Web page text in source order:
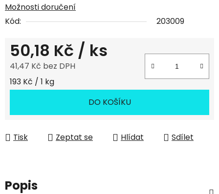
Možnosti doručení
Kód:
203009
50,18 Kč / ks
41,47 Kč bez DPH
Měrná cena:
193 Kč / 1 kg
DO KOŠÍKU
Tisk Zeptat se Hlídat Sdílet
Popis